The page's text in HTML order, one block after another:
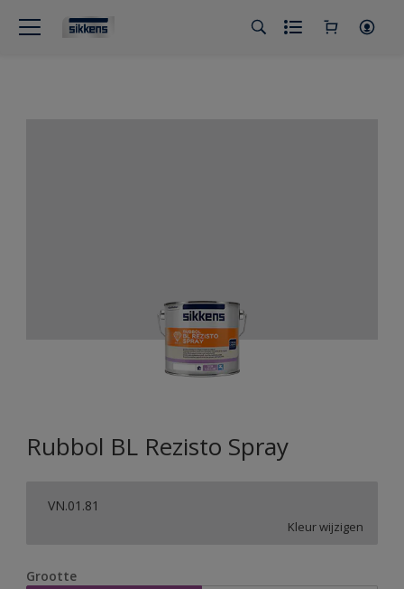
Rubbol BL Rezisto Spray
VN.01.81
Kleur wijzigen
Grootte